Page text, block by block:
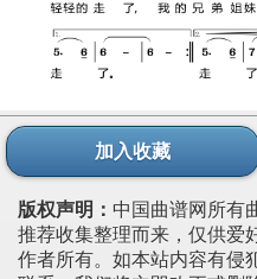
加入收藏
版权声明： 中国曲谱网所有
推荐收集整理而来，仅供爱
作者所有。如本站内容有侵